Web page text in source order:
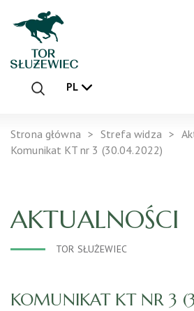
PL
Strona główna Strefa widza
Komunikat KT nr 3 (30.04.2022)
AKTUALNOŚCI
TOR SŁUŻEWIEC
KOMUNIKAT KT NR 3